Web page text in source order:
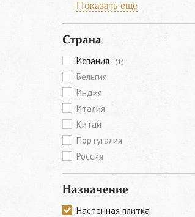
Показать еще
Страна
Испания (1)
Бельгия
Индия
Италия
Китай
Португалия
Россия
Назначение
Настенная плитка